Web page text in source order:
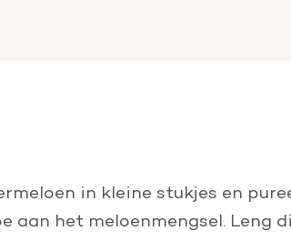
in kleine stukjes en
aan het meloenmengsel. Leng